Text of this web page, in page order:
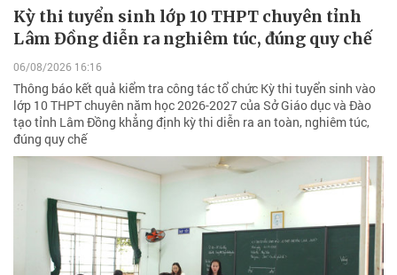
Kỳ thi tuyển sinh lớp 10 THPT chuyên tỉnh
Lâm Đồng diễn ra nghiêm túc, đúng quy chế
06/08/2026 16:16
Thông báo kết quả kiểm tra công tác tổ chức Kỳ thi tuyển sinh vào
lớp 10 THPT chuyên năm học 2026-2027 của Sở Giáo dục và Đào
tạo tỉnh Lâm Đồng khẳng định kỳ thi diễn ra an toàn, nghiêm túc,
đúng quy chế